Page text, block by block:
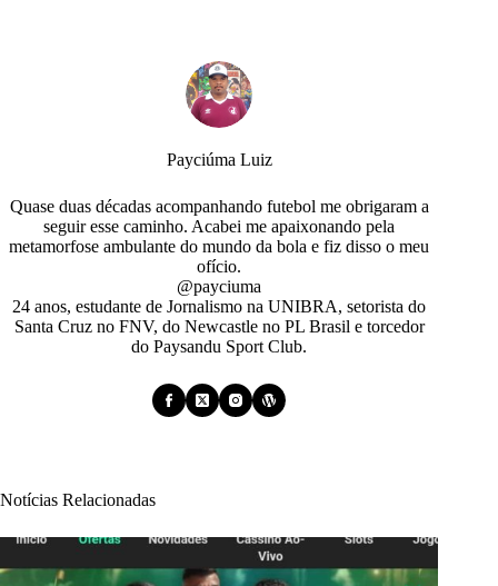
Payciúma Luiz
Quase duas décadas acompanhando futebol me obrigaram a
seguir esse caminho. Acabei me apaixonando pela
metamorfose ambulante do mundo da bola e fiz disso o meu
ofício.
@payciuma
24 anos, estudante de Jornalismo na UNIBRA, setorista do
Santa Cruz no FNV, do Newcastle no PL Brasil e torcedor
do Paysandu Sport Club.
Notícias Relacionadas